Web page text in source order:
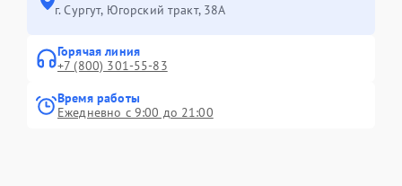
г. Сургут, Югорский тракт, 38А
Горячая линия
+7 (800) 301-55-83
Время работы
Ежедневно с 9:00 до 21:00